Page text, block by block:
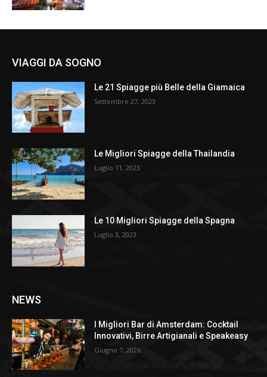
VIAGGI DA SOGNO
Le 21 Spiagge più Belle della Giamaica
Settembre 27, 2023
Le Migliori Spiagge della Thailandia
Luglio 11, 2023
Le 10 Migliori Spiagge della Spagna
Luglio 3, 2023
NEWS
I Migliori Bar di Amsterdam: Cocktail
Innovativi, Birre Artigianali e Speakeasy
Giugno 7, 2026